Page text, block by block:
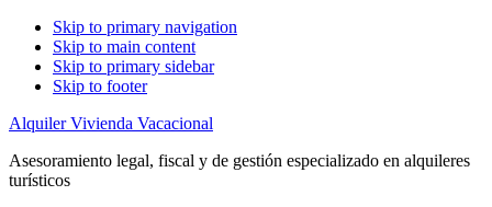
Skip to primary navigation
Skip to main content
Skip to primary sidebar
Skip to footer
Alquiler Vivienda Vacacional
Asesoramiento legal, fiscal y de gestión especializado en alquileres
turísticos